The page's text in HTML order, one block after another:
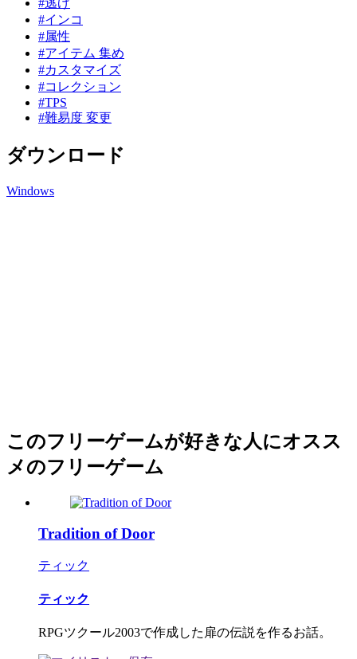
#インコ
#属性
#アイテム 集め
#カスタマイズ
#コレクション
#TPS
#難易度 変更
ダウンロード
Windows
このフリーゲームが好きな人にオスス
メのフリーゲーム
Tradition of Door
ティック
ティック
RPGツクール2003で作成した扉の伝説を作るお話。